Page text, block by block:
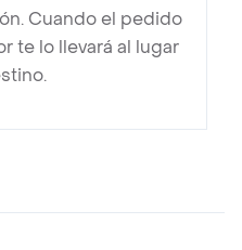
Cuando el pedido
te lo llevará al lugar